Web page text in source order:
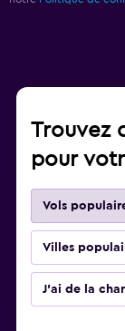
Trouvez
pour
Vols
Villes
J'ai de la